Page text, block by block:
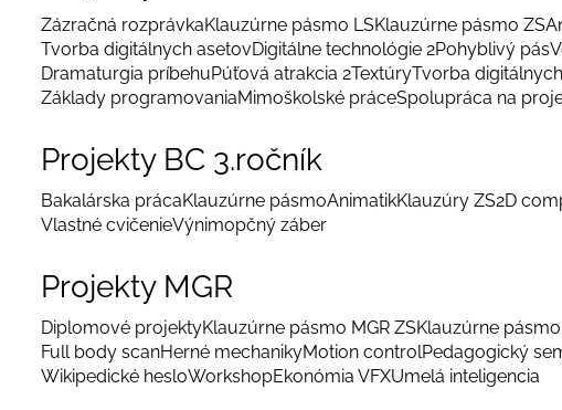
Zázračná rozprávkaKlauzúrne pásmo LSKlauzúrne pásmo ZS
Tvorba digitálnych asetovDigitálne technológie 2Pohyblivý pás
Dramaturgia príbehuPúťová atrakcia 2TextúryTvorba
Základy programovaniaMimoškolské práceSpolupráca na
Projekty BC 3.ročník
Bakalárska prácaKlauzúrne pásmoAnimatikKlauzúry ZS2D
Vlastné cvičenieVýnimopčný záber
Projekty MGR
Diplomové projektyKlauzúrne pásmo MGR ZSKlauzúrne
Full body scanHerné mechanikyMotion controlPedagogický
Wikipedické hesloWorkshopEkonómia VFXUmelá inteligencia